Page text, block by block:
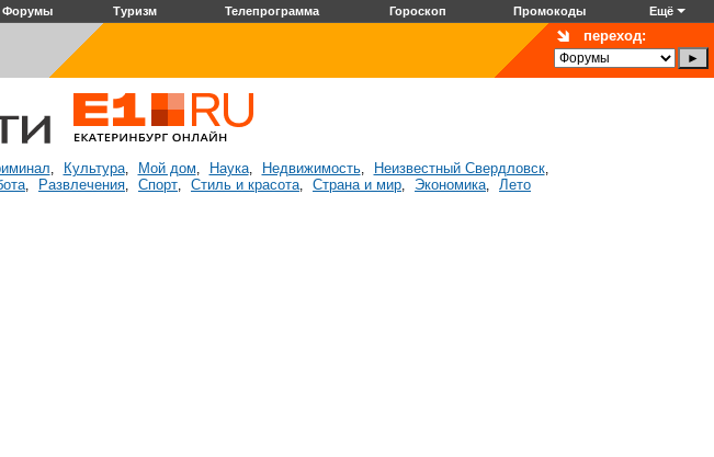
Форумы Туризм Телепрограмма Гороскоп Промокоды Ещё
переход:
, Культура, Мой дом, Наука, Недвижимость, Неизвестный Свердловск,
, Развлечения, Спорт, Стиль и красота, Страна и мир, Экономика, Лето